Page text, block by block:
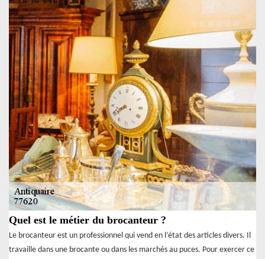
Quel est le métier du brocanteur ?
Le brocanteur est un professionnel qui vend en l’état des articles divers. Il
travaille dans une brocante ou dans les marchés au puces. Pour exercer ce